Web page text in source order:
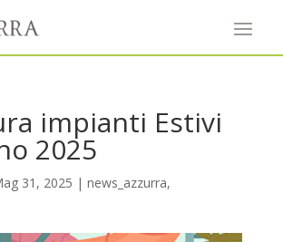
impianti Estivi
2025
31, 2025 | news_azzurra,